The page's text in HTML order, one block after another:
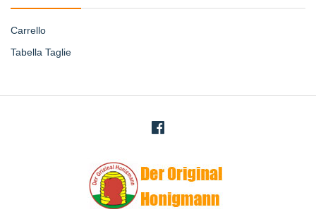
Carrello
Tabella Taglie